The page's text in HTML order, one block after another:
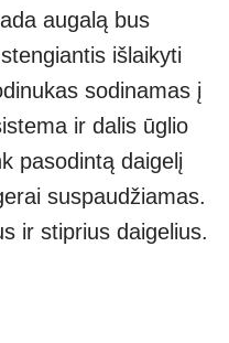
augalą bus
išlaikyti
sodinamas į
ir dalis ūglio
pasodintą daigelį
suspaudžiamas.
ir stiprius daigelius.